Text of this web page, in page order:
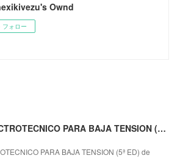
Ownd
フォロー
REGLAMENTO ELECTROTECNICO PARA BAJA TENSION (5ª ED) ePub gratis
PARA BAJA TENSION (5ª ED) de